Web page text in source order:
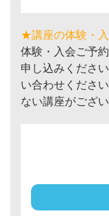
★講座の体験・
体験・入会ご予
申し込みくださ
い合わせくださ
ない講座がござい